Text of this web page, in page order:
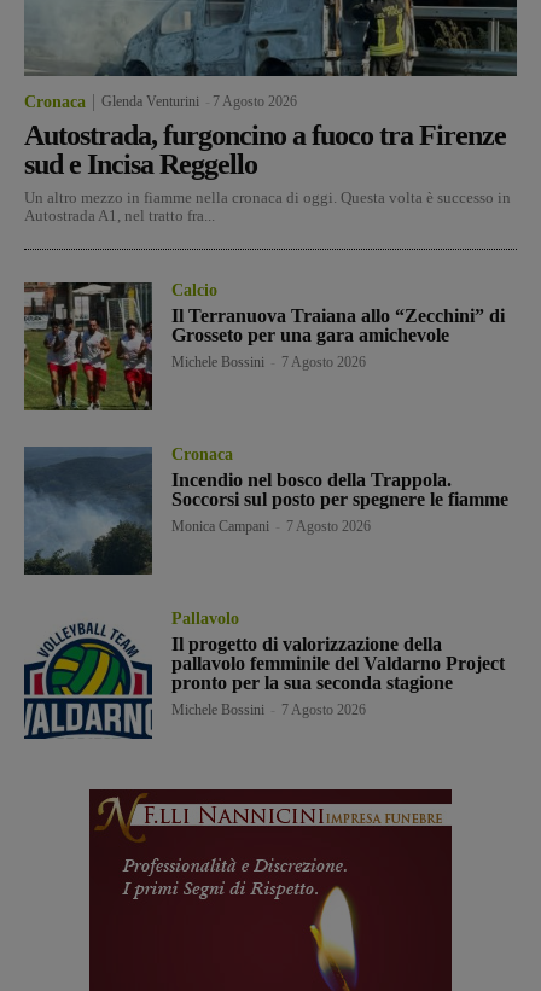
Cronaca Glenda Venturini 7 Agosto 2026
Autostrada, furgoncino a fuoco tra Firenze
sud e Incisa Reggello
Un altro mezzo in fiamme nella cronaca di oggi. Questa volta è successo in
Autostrada A1, nel tratto fra...
Calcio
Il Terranuova Traiana allo “Zecchini” di
Grosseto per una gara amichevole
Michele Bossini 7 Agosto 2026
Cronaca
Incendio nel bosco della Trappola.
Soccorsi sul posto per spegnere le fiamme
Monica Campani 7 Agosto 2026
Pallavolo
Il progetto di valorizzazione della
pallavolo femminile del Valdarno Project
pronto per la sua seconda stagione
Michele Bossini 7 Agosto 2026